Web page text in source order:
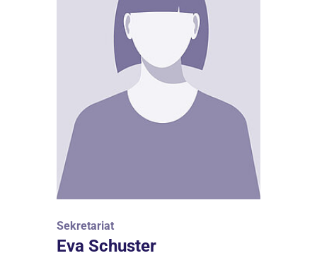
Sekretariat
Eva Schuster